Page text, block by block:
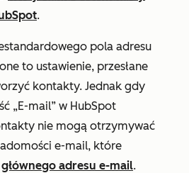
.
pola adresu
to ustawienie, przesłane
kontakty. Jednak gdy
„E-mail” w HubSpot
nie mogą otrzymywać
e-mail, które
głównego adresu e-mail.